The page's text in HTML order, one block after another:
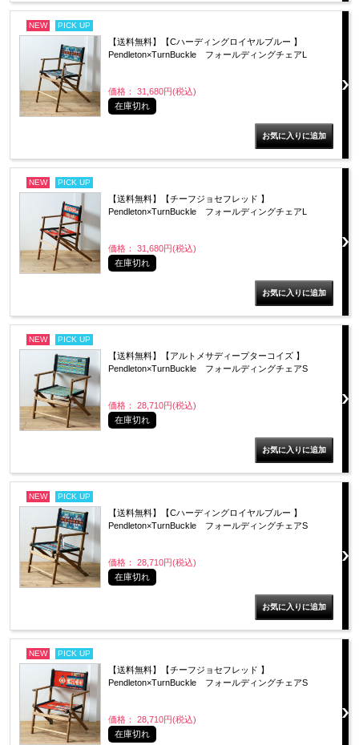
NEW PICK UP
【送料無料】【Cハーディングロイヤルブルー 】
Pendleton×TurnBuckle フォールディングチェアL
価格： 31,680円(税込)
在庫切れ
NEW PICK UP
【送料無料】【チーフジョセフレッド 】
Pendleton×TurnBuckle フォールディングチェアL
価格： 31,680円(税込)
在庫切れ
NEW PICK UP
【送料無料】【アルトメサディープターコイズ 】
Pendleton×TurnBuckle フォールディングチェアS
価格： 28,710円(税込)
在庫切れ
NEW PICK UP
【送料無料】【Cハーディングロイヤルブルー 】
Pendleton×TurnBuckle フォールディングチェアS
価格： 28,710円(税込)
在庫切れ
NEW PICK UP
【送料無料】【チーフジョセフレッド 】
Pendleton×TurnBuckle フォールディングチェアS
価格： 28,710円(税込)
在庫切れ